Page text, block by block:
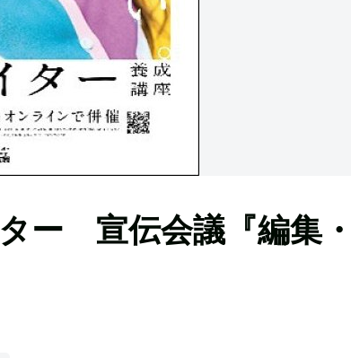
ー 宣伝会議『編集・